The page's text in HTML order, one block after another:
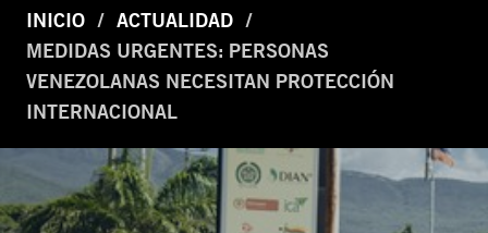
INICIO
ACTUALIDAD
MEDIDAS URGENTES: PERSONAS
VENEZOLANAS NECESITAN PROTECCIÓN
INTERNACIONAL